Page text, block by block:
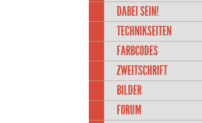
DABEI SEIN!
TECHNIKSEITEN
FARBCODES
ZWEITSCHRIFT
BILDER
FORUM